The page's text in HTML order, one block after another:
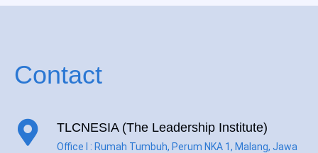
Contact
TLCNESIA (The Leadership Institute)
Office I : Rumah Tumbuh, Perum NKA 1, Malang, Jawa